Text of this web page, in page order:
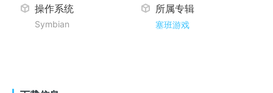
操作系统
Symbian
所属专辑
塞班游戏